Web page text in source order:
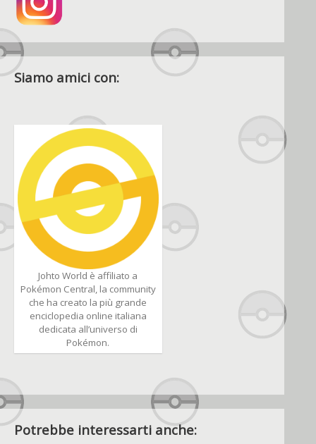
Siamo amici con:
Johto World è affiliato a
Pokémon Central, la community
che ha creato la più grande
enciclopedia online italiana
dedicata all’universo di
Pokémon.
Potrebbe interessarti anche: